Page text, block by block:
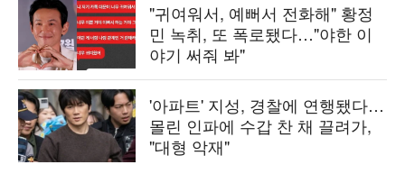
"귀여워서, 예뻐서 전화해" 황정
민 녹취, 또 폭로됐다…"야한 이
야기 써줘 봐"
'아파트' 지성, 경찰에 연행됐다…
몰린 인파에 수갑 찬 채 끌려가,
"대형 악재"